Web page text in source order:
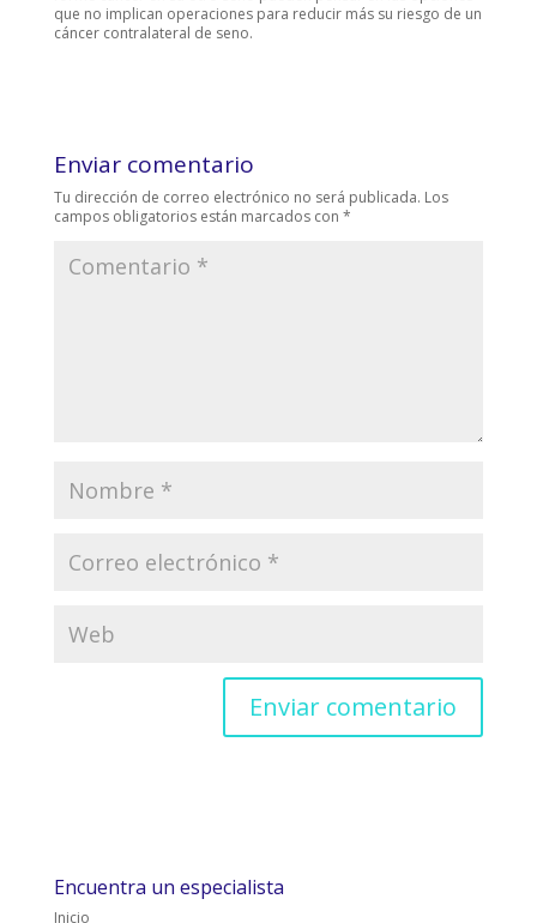
que no implican operaciones para reducir más su riesgo de un
cáncer contralateral de seno.
Enviar comentario
Tu dirección de correo electrónico no será publicada. Los
campos obligatorios están marcados con *
Encuentra un especialista
Inicio